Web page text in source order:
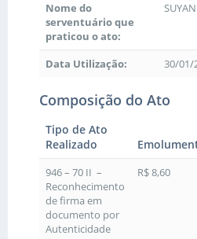
Nome do
serventuário que
praticou o ato:
Data Utilização: 30/01/
Composição do Ato
Tipo de Ato
Realizado
946 – 70 II –
Reconhecimento
de firma em
documento por
Autenticidade
R$ 8,60